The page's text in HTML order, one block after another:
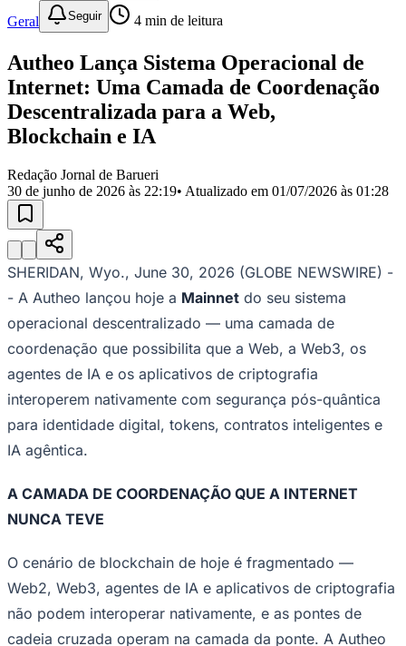
Bairros de Barueri
Selecione sua regiãoPara notícias da sua região
AldeiaAldeia da SerraAldeia de BarueriAlphaville
JubranBelvalBethavilleBoa
VistaCalifórniaCarapicuíba
MilitarItapeviJandiraJardim Audir
CalifórniaJardim dos AltosJardim dos CamargosJardim
Esperança
Julio
MutingaJardim Paraíso
Luís
Jardim São Pedro
TupãJardim Tupanci Mutinga Nova Aldeinha OsascoParque dos
Parque Imperial
do Bom JesusRecanto PhrynéaSantana de
ParnaíbaSilveiraTamboréVale do Sol Vila BarrosVila Boa Vista
do Conde
EscadaVila PortoVotupoca
Para Sua Empresa
Anuncie no Portal
Divulgar VagasNovo
Publicidade Legal
Turismo
Segurança Regional
Hospitais Estaduais
Santana de ParnaíbaOsascoCarapicuíbaJandiraItapevi CotiaPirapora
do Bom Jesus Araçariguama CajamarCaieiras Franco da
Rocha Francisco MoratoTaboão da SerraEmbu das ArtesSão Roque
Para Sua Empresa
Geral Seguir 4 min de leitura
Autheo Lança Sistema Operacional de
Internet: Uma Camada de Coordenação
Descentralizada para a Web,
Blockchain e IA
Redação Jornal de Barueri
30 de junho de 2026 às 22:19• Atualizado em 01/07/2026 às 01:28
SHERIDAN, Wyo., June 30, 2026 (GLOBE NEWSWIRE) -
- A Autheo lançou hoje a Mainnet do seu sistema
operacional descentralizado — uma camada de
coordenação que possibilita que a Web, a Web3, os
agentes de IA e os aplicativos de criptografia
interoperem nativamente com segurança pós-quântica
para identidade digital, tokens, contratos inteligentes e
IA agêntica.
A CAMADA DE COORDENAÇÃO QUE A INTERNET
NUNCA TEVE
O cenário de blockchain de hoje é fragmentado —
Web2, Web3, agentes de IA e aplicativos de criptografia
não podem interoperar nativamente, e as pontes de
cadeia cruzada operam na camada da ponte. A Autheo